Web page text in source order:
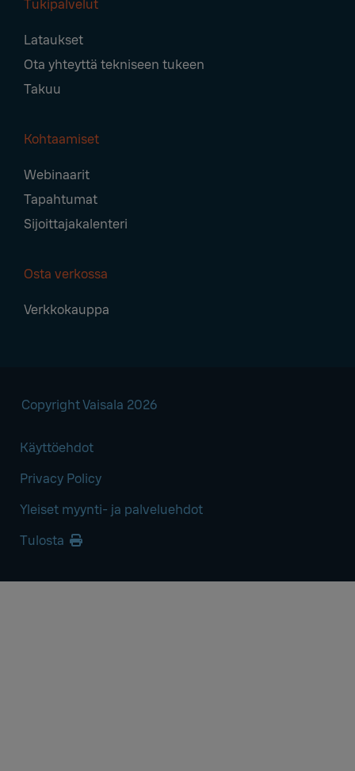
Tukipalvelut
Lataukset
Ota yhteyttä tekniseen tukeen
Takuu
Kohtaamiset
Webinaarit
Tapahtumat
Sijoittajakalenteri
Osta verkossa
Verkkokauppa
Copyright Vaisala 2026
Käyttöehdot
Privacy Policy
Yleiset myynti- ja palveluehdot
Tulosta